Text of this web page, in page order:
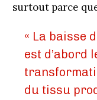
surtout parce
« La baisse
est d’abord
du tissu